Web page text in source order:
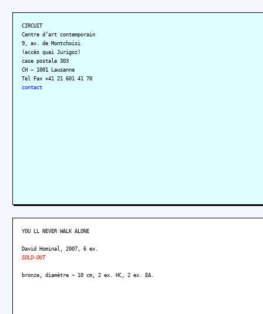
CIRCUIT
Centre d’art contemporain
9, av. de Montchoisi
(accès quai Jurigoz)
case postale 303
CH – 1001 Lausanne
Tel Fax +41 21 601 41 70
contact
YOU LL NEVER WALK ALONE
David Hominal, 2007, 6 ex.
SOLD-OUT
bronze, diamètre ~ 10 cm, 2 ex. HC, 2 ex. EA.